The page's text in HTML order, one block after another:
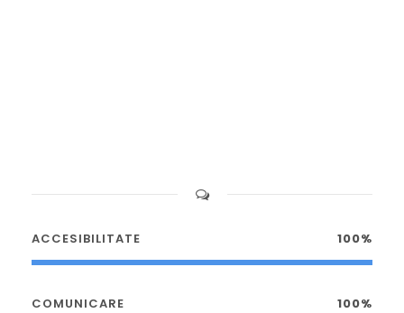
ACCESIBILITATE 100%
COMUNICARE 100%